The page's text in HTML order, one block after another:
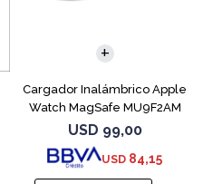
Cargador Inalámbrico Apple
Watch MagSafe MU9F2AM
USD 99,00
USD 84,15